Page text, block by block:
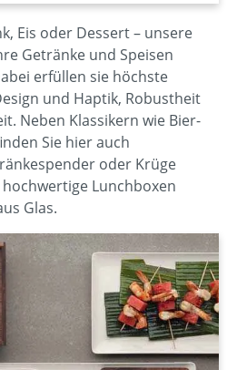
Eis oder Dessert – unsere
Getränke und Speisen
erfüllen sie höchste
und Haptik, Robustheit
Neben Klassikern wie Bier-
Sie hier auch
oder Krüge
Lunchboxen
Glas.